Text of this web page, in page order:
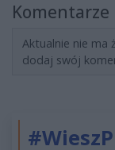
Komentarze
Aktualnie nie ma
dodaj swój